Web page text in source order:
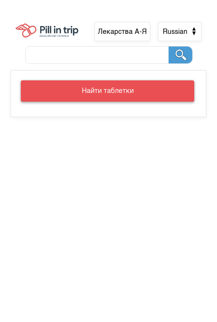
Лекарства А-Я Russian
Найти таблетки